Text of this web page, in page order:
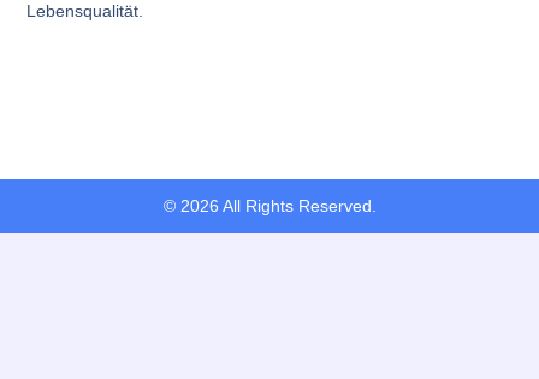
Lebensqualität.
© 2026 All Rights Reserved.